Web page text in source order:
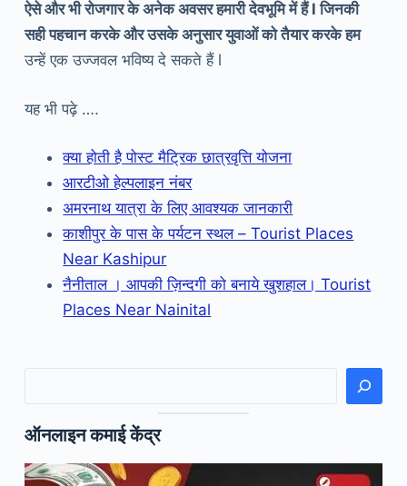
ऐसे और भी रोजगार के अनेक अवसर हमारी देवभूमि में हैं l जिनकी
सही पहचान करके और उसके अनुसार युवाओं को तैयार करके हम
उन्हें एक उज्जवल भविष्य दे सकते हैं l
यह भी पढ़े ….
क्या होती है पोस्ट मैट्रिक छात्रवृत्ति योजना
आरटीओ हेल्पलाइन नंबर
अमरनाथ यात्रा के लिए आवश्यक जानकारी
काशीपुर के पास के पर्यटन स्थल – Tourist Places
Near Kashipur
नैनीताल । आपकी ज़िन्दगी को बनाये खुशहाल। Tourist
Places Near Nainital
ऑनलाइन कमाई केंद्र